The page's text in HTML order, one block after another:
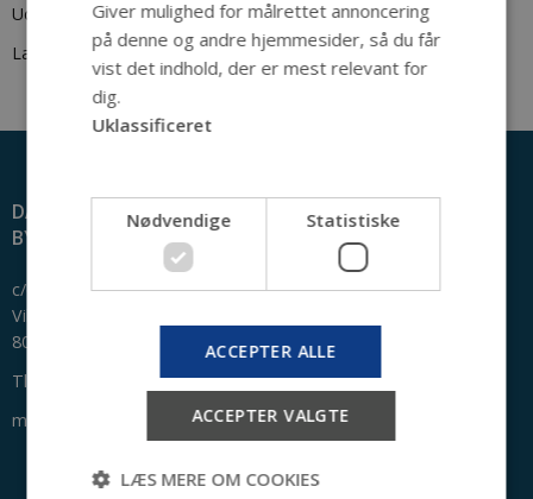
Udgivet i 2016
Læs mere om bogenher
DANSK CENTER FOR
BYHISTORIE
c/o Den Gamle By
Viborgvej 2
8000 Aarhus C
Tlf: +45 2170 2790
mail@byhistorie.dk
Giver mulighed for målrettet annoncering
på denne og andre hjemmesider, så du får
vist det indhold, der er mest relevant for
dig.
Uklassificeret
Nødvendige Statistiske
ACCEPTER ALLE
ACCEPTER VALGTE
LÆS MERE OM COOKIES